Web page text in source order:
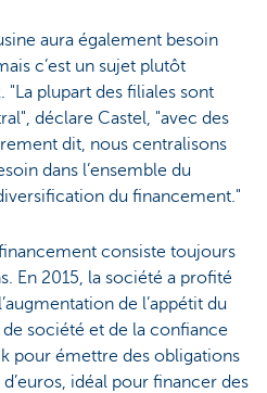
aura également besoin
c’est un sujet plutôt
plupart des filiales sont
déclare Castel, "avec des
dit, nous centralisons
dans l’ensemble du
du financement."
consiste toujours
En 2015, la société a profité
de l’appétit du
société et de la confiance
pour émettre des obligations
idéal pour financer des